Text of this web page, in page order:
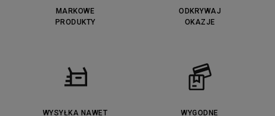
MARKOWE
PRODUKTY
ODKRYWAJ
OKAZJE
WYSYŁKA NAWET
WYGODNE